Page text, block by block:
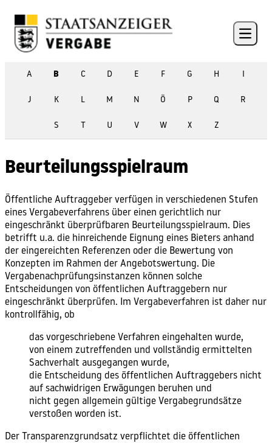
Open
A B C D E F G H I
J K L M N Ö P Q R
S T U V W X Z
Beurteilungsspielraum
Öffentliche Auftraggeber verfügen in verschiedenen Stufen
eines Vergabeverfahrens über einen gerichtlich nur
eingeschränkt überprüfbaren Beurteilungsspielraum. Dies
betrifft u.a. die hinreichende Eignung eines Bieters anhand
der eingereichten Referenzen oder die Bewertung von
Konzepten im Rahmen der Angebotswertung. Die
Vergabenachprüfungsinstanzen können solche
Entscheidungen von öffentlichen Auftraggebern nur
eingeschränkt überprüfen. Im Vergabeverfahren ist daher nur
kontrollfähig, ob
das vorgeschriebene Verfahren eingehalten wurde,
von einem zutreffenden und vollständig ermittelten
Sachverhalt ausgegangen wurde,
die Entscheidung des öffentlichen Auftraggebers nicht
auf sachwidrigen Erwägungen beruhen und
nicht gegen allgemein gültige Vergabegrundsätze
verstoßen worden ist.
Der Transparenzgrundsatz verpflichtet die öffentlichen